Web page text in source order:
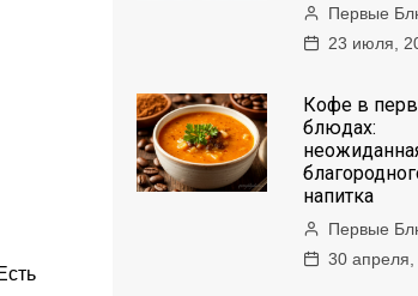
Первые
23 июля,
Кофе в
блюдах:
напитка
Первые
30 апреля,